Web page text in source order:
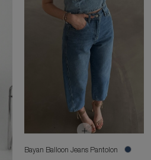
Bayan Balloon Jeans Pantolon